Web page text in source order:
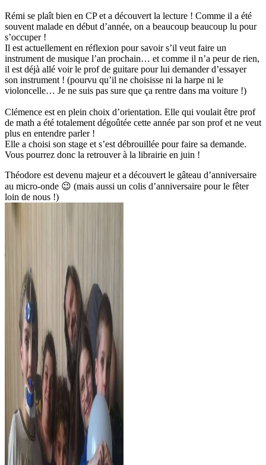
Rémi se plaît bien en CP et a découvert la lecture ! Comme il a été
souvent malade en début d’année, on a beaucoup beaucoup lu pour
s’occuper !
Il est actuellement en réflexion pour savoir s’il veut faire un
instrument de musique l’an prochain… et comme il n’a peur de rien,
il est déjà allé voir le prof de guitare pour lui demander d’essayer
son instrument ! (pourvu qu’il ne choisisse ni la harpe ni le
violoncelle… Je ne suis pas sure que ça rentre dans ma voiture !)
Clémence est en plein choix d’orientation. Elle qui voulait être prof
de math a été totalement dégoûtée cette année par son prof et ne veut
plus en entendre parler !
Elle a choisi son stage et s’est débrouillée pour faire sa demande.
Vous pourrez donc la retrouver à la librairie en juin !
Théodore est devenu majeur et a découvert le gâteau d’anniversaire
au micro-onde 😉 (mais aussi un colis d’anniversaire pour le fêter
loin de nous !)